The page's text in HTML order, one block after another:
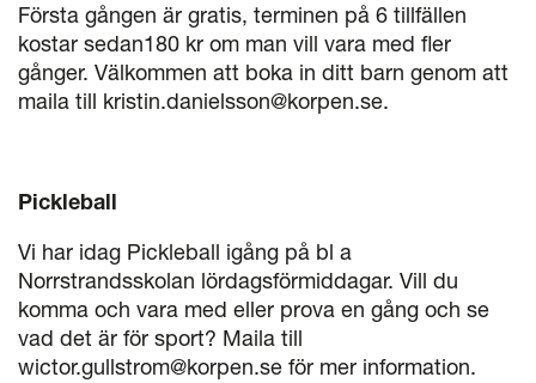
Första gången är gratis, terminen på 6 tillfällen
kostar sedan180 kr om man vill vara med fler
gånger. Välkommen att boka in ditt barn genom att
maila till kristin.danielsson@korpen.se.
Pickleball
Vi har idag Pickleball igång på bl a
Norrstrandsskolan lördagsförmiddagar. Vill du
komma och vara med eller prova en gång och se
vad det är för sport? Maila till
wictor.gullstrom@korpen.se för mer information.